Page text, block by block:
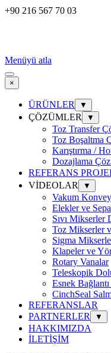
+90 216 567 70 03
Menüyü atla
×
ÜRÜNLER ▼
ÇÖZÜMLER ▼
Toz Transfer
Toz Boşaltma
Karıştırma /
Dozajlama
REFERANS
VİDEOLAR ▼
Vakum
Elekler ve
Sıvı Mikserler
Toz Mikserler
Sigma
Klapeler ve
Rotary Vanalar
Teleskopik
Esnek Bağlantı
CinchSeal
REFERANSLAR
PARTNERLER
▼
HAKKIMIZDA
İLETİŞİM